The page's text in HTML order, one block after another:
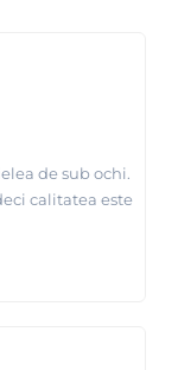
de sub ochi.
calitatea este